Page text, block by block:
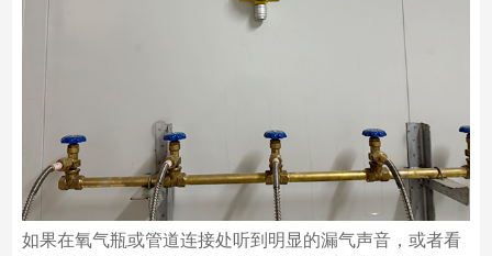
如果在氧气瓶或管道连接处听到明显的漏气声音，或者看